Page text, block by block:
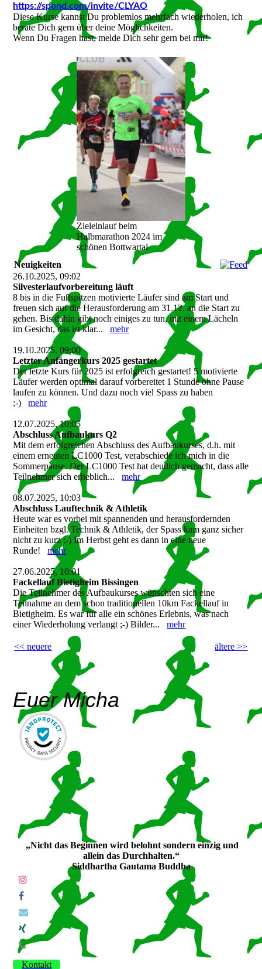
https://spond.com/invite/CLYAO
Diese Kurse kannst Du problemlos mehrfach wiederholen, ich
berate Dich gern über deine Möglichkeiten.
Wenn Du Fragen hast, melde Dich sehr gern bei mir!
Zieleinlauf beim
Halbmarathon 2024 im
schönen Bottwartal
Neuigkeiten
26.10.2025, 09:02
Silvesterlaufvorbereitung läuft
8 bis in die Fußspitzen motivierte Läufer sind am Start und
freuen sich auf die Herausforderung am 31.12. an die Start zu
gehen. Bis dahin gibt noch einiges zu tun, mit einem Lächeln
im Gesicht, das ist klar...mehr
19.10.2025, 09:00
Letzter Anfängerkurs 2025 gestartet
Der letzte Kurs für 2025 ist erfolgreich gestartet! 5 motivierte
Läufer werden optimal darauf vorbereitet 1 Stunde ohne Pause
laufen zu können. Und dazu noch viel Spass zu haben
;-)mehr
12.07.2025, 10:05
Abschluss Aufbaukurs Q2
Mit dem erfolgreichen Abschluss des Aufbaukurses, d.h. mit
einem erneuten LC1000 Test, verabschiede ich mich in die
Sommerpause. Der LC1000 Test hat deutlich gemacht, dass alle
Teilnehmer sich erheblich...mehr
08.07.2025, 10:03
Abschluss Lauftechnik & Athletik
Heute war es vorbei mit spannenden und herausfordernden
Einheiten bzgl. Technik & Athletik, der Spass kam ganz sicher
nicht zu kurz ;-) Im Herbst geht es dann in eine neue
Runde!mehr
27.06.2025, 10:01
Fackellauf Bietigheim Bissingen
Die Teilnehmer des Aufbaukurses wünschten sich eine
Teilnahme an dem schon traditionellen 10km Fackellauf in
Bietigheim. Es war für alle ein schönes Erlebnis, was nach
einer Wiederholung verlangt ;-) Bilder...mehr
<< neuere ältere >>
Euer Micha
„Nicht das Beginnen wird belohnt sondern einzig und
allein das Durchhalten.“
Siddhartha Gautama Buddha
Kontakt